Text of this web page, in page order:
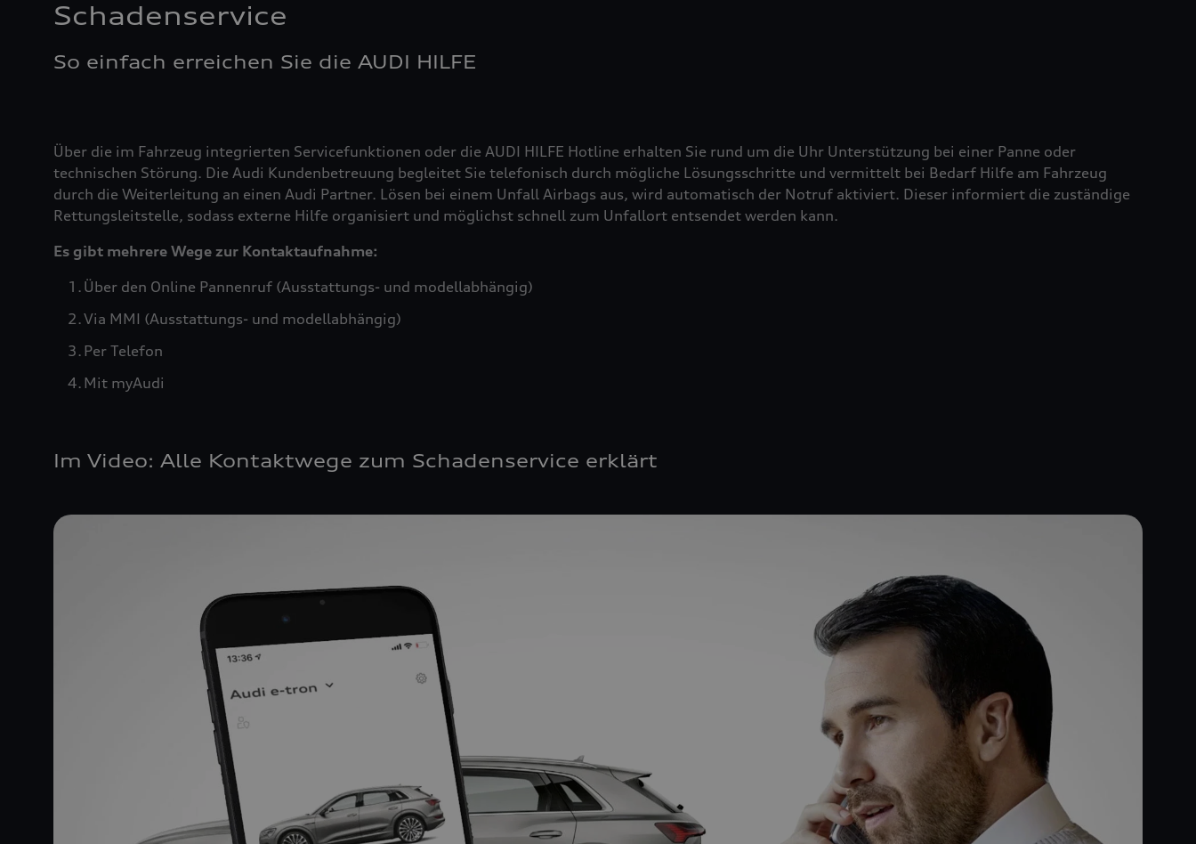
Schadenservice
So einfach erreichen Sie die AUDI HILFE
Über die im Fahrzeug integrierten Servicefunktionen oder die AUDI HILFE Hotline erhalten Sie rund um die Uhr Unterstützung bei einer Panne oder
technischen Störung. Die Audi Kundenbetreuung begleitet Sie telefonisch durch mögliche Lösungsschritte und vermittelt bei Bedarf Hilfe am Fahrzeug
durch die Weiterleitung an einen Audi Partner. Lösen bei einem Unfall Airbags aus, wird automatisch der Notruf aktiviert. Dieser informiert die zuständige
Rettungsleitstelle, sodass externe Hilfe organisiert und möglichst schnell zum Unfallort entsendet werden kann.
Es gibt mehrere Wege zur Kontaktaufnahme:
Über den Online Pannenruf (Ausstattungs- und modellabhängig)
Via MMI (Ausstattungs- und modellabhängig)
Per Telefon
Mit myAudi
Im Video: Alle Kontaktwege zum Schadenservice erklärt